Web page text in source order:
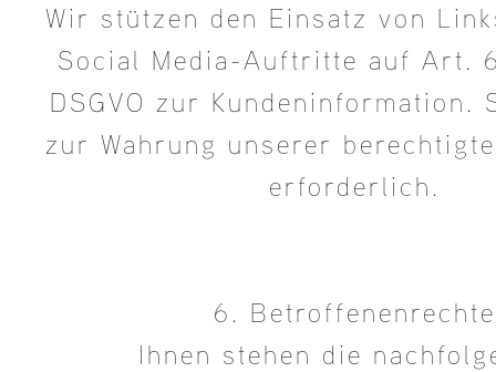
Wir stützen den Einsatz von
Social Media-Auftritte auf Art.
DSGVO zur Kundeninformation.
zur Wahrung unserer
erforderlich.
6. Betroffenenrechte
Ihnen stehen die